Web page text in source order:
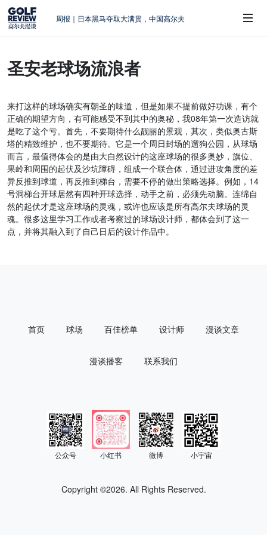
周报｜日本黑马夺取大满贯，中国高尔夫
AIG英国女子公开赛，一场大满贯的50年
蜕变
龙
查莉·赫尔：不断制造“麻烦”的流量明星
Menu
圣安老球场流浪者
来打这样的球场确实有朝圣的味道，但是如果不提前做好功课，有个
正确的期望方向，有可能感受不到其中的奥秘，我08年第一次造访就
是吃了这个亏。首先，不要期待什么靓丽的景观，其次，类似奥古斯
塔的精致维护，也不要期待。它是一个周日封场的遛狗公园，从球场
而言，最值得体会的是由大自然设计的这座球场的很多奥妙，旗位、
果岭和周围的起伏及沙坑障碍，组成一个联合体，通过进攻角度的差
异反推到球道，再反推到梯台，需要不停的做出策略选择。例如，14
号洞梯台开球居然有四种开球选择，动手之前，必须先动脑。连绵自
然的起伏才是这座球场的灵魂，或许也应该是所有高尔夫球场的灵
魂。很多这里学习工作或者考察过的球场设计师，都体会到了这一
点，并将其融入到了自己日后的设计作品中。
首页 球场 百佳榜单 设计师 漫谈文章
漫谈播客 联系我们
公众号 小红书 微博 小宇宙
Copyright ©2026. All Rights Reserved.